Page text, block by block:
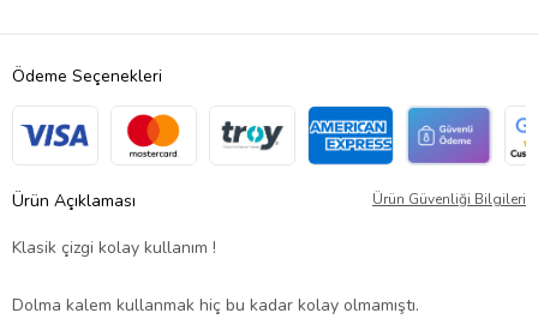
Ödeme Seçenekleri
Ürün Açıklaması Ürün Güvenliği Bilgileri
Klasik çizgi kolay kullanım !
Dolma kalem kullanmak hiç bu kadar kolay olmamıştı.